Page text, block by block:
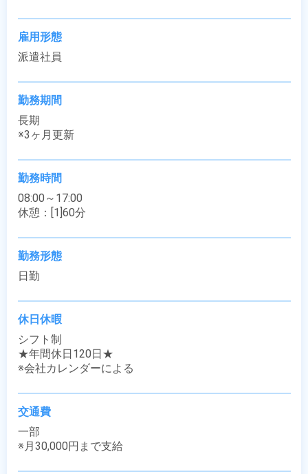
雇用形態
派遣社員
勤務期間
長期
※3ヶ月更新
勤務時間
08:00～17:00
休憩：[1]60分
勤務形態
日勤
休日休暇
シフト制
★年間休日120日★
※会社カレンダーによる
交通費
一部
※月30,000円まで支給